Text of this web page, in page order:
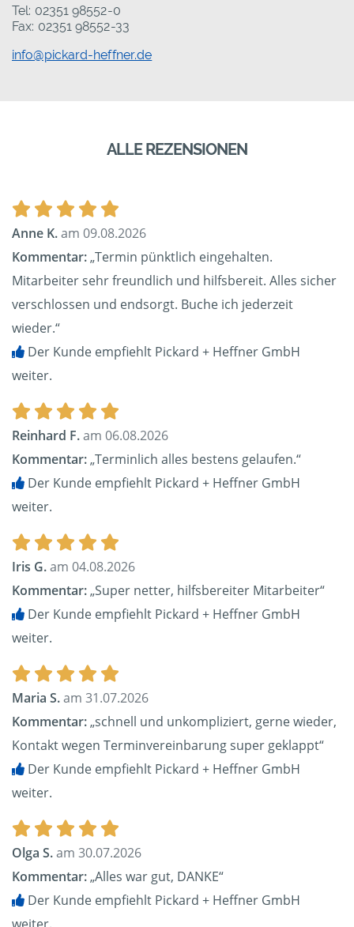
Tel: 02351 98552-0
Fax: 02351 98552-33
info@pickard-heffner.de
ALLE REZENSIONEN
Anne K.am 09.08.2026
Kommentar:„Termin pünktlich eingehalten.
Mitarbeiter sehr freundlich und hilfsbereit. Alles sicher
verschlossen und endsorgt. Buche ich jederzeit
wieder.“
Der Kunde empfiehlt Pickard + Heffner GmbH
weiter.
Reinhard F.am 06.08.2026
Kommentar:„Terminlich alles bestens gelaufen.“
Der Kunde empfiehlt Pickard + Heffner GmbH
weiter.
Iris G.am 04.08.2026
Kommentar:„Super netter, hilfsbereiter Mitarbeiter“
Der Kunde empfiehlt Pickard + Heffner GmbH
weiter.
Maria S.am 31.07.2026
Kommentar:„schnell und unkompliziert, gerne wieder,
Kontakt wegen Terminvereinbarung super geklappt“
Der Kunde empfiehlt Pickard + Heffner GmbH
weiter.
Olga S.am 30.07.2026
Kommentar:„Alles war gut, DANKE“
Der Kunde empfiehlt Pickard + Heffner GmbH